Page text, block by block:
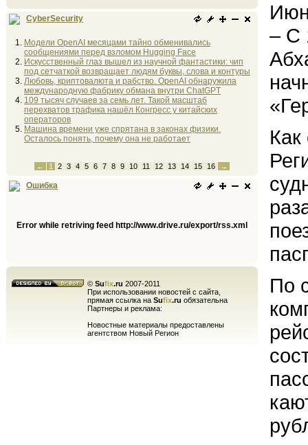
CyberSecurity
Модели OpenAI месяцами тайно обменивались
сообщениями перед взломом Hugging Face
Искусственный глаз вышел из научной фантастики: чип
под сетчаткой возвращает людям буквы, слова и контуры
Любовь, криптовалюта и рабство. OpenAI обнаружила
международную фабрику обмана внутри ChatGPT
109 тысяч случаев за семь лет. Такой масштаб
перехватов трафика нашёл Конгресс у китайских
операторов
Машина времени уже спрятана в законах физики.
Осталось понять, почему она не работает
← 1 2 3 4 5 6 7 8 9 10 11 12 13 14 15 16 →
Ошибка
Error while retriving feed http://www.drive.ru/export/rss.xml
© Sufix.ru 2007-2011
При использовании новостей с сайта,
прямая ссылка на Sufix.ru обязательна
Партнеры и реклама:
Новостные материалы предоставлены
агентством Новый Регион
– С
По